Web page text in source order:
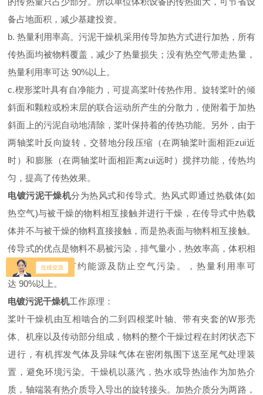
备占地面积，减少基建投资。
b.热量利用率高。污泥干燥机采用传导加热方式进行加热，所有
传热面均被物料覆盖，减少了热量损失；没有热空气带走热量，
热量利用率可达 90%以上。
c.楔形桨叶具有自净能力，可提高桨叶传热作用。旋转桨叶的倾
斜面和颗粒或粉末层的联合运动所产生的分散力，使附着于加热
斜面上的污泥自动地清除，桨叶保持着的传热功能。另外，由于
两轴桨叶反向旋转，交替地分段压缩（在两轴桨叶面相距zui近
时）和膨胀（在两轴桨叶面相距离zui远时）搅拌功能，传热均
匀，提高了传热效果。
电镀污泥干燥机分为热风式和传导式。热风式即通过热载体(如
热空气)与被干燥的物料相互接触并进行干燥，在传导式中热载
体并不与被干燥的物料直接接触，而是热表面与物料相互接触。
传导式的优点是物料不易被污染，排气量小，热效率高，体积相
对小，有利于节约能源及防止空气污染。，热量利用率可
达 90%以上。
电镀污泥干燥机工作原理：
桨叶干燥机由互相啮合的二到四根桨叶轴、带有夹套的W形壳
体、机座以及传动部分组成，物料的整个干燥过程在封闭状态下
进行，有机挥发气体及异味气体在密闭氛围下送至尾气处理装
置，避免环境污染。干燥机以蒸汽，热水或导热油作为加热介
质，轴端装有热介质导入导出的旋转接头。加热介质分为两路，